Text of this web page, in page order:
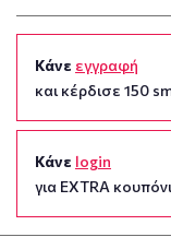
Κάνε εγγραφή
και κέρδισε 150
Κάνε login
για EXTRA